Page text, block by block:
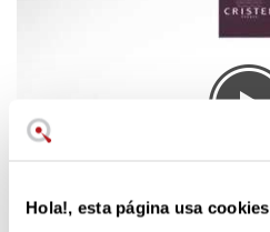
Hola!, esta página usa cookies